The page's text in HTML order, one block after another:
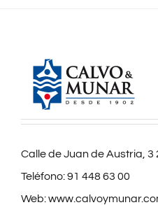
Calle de Juan de Austria, 3
Teléfono:91 448 63 00
Web: